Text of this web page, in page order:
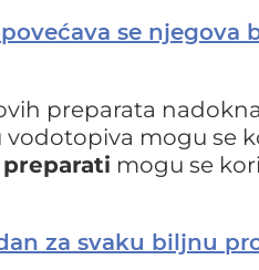
se njegova
preparata
vodotopiva mogu se
preparati mogu se
za svaku biljnu